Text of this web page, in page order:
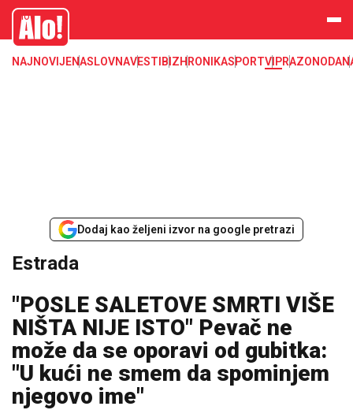
Estrada, poznati, VIP
Alo
NAJNOVIJENASLOVNAVESTI BIZHRONIKASPORTVIPRAZONODA
Dodaj kao željeni izvor na google pretrazi
Estrada
"POSLE SALETOVE SMRTI VIŠE
NIŠTA NIJE ISTO" Pevač ne
može da se oporavi od gubitka:
"U kući ne smem da spominjem
njegovo ime"